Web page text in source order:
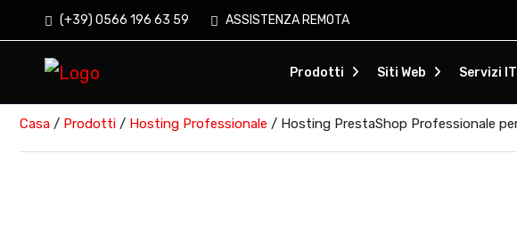
(+39) 0566 196 63 59 ASSISTENZA REMOTA
Prodotti Siti Web Servizi IT
Casa / Prodotti / Hosting Professionale / Hosting PrestaShop Professionale